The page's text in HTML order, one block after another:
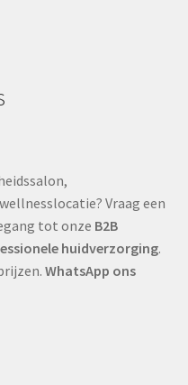
Vraag een
tot onze B2B
huidverzorging.
WhatsApp ons